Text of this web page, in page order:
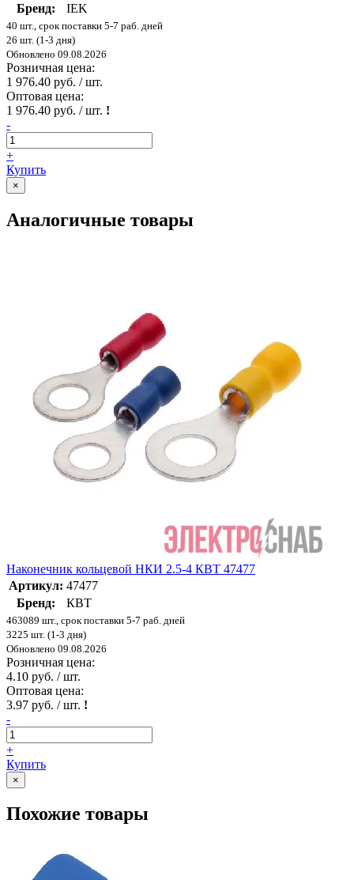
Бренд:
IEK
40 шт., срок поставки 5-7 раб. дней
26 шт. (1-3 дня)
Обновлено 09.08.2026
Розничная цена:
1 976.40 руб. / шт.
Оптовая цена:
1 976.40 руб. / шт. !
-
+
Купить
×
Аналогичные товары
Наконечник кольцевой НКИ 2.5-4 КВТ 47477
Артикул: 47477
Бренд:
КВТ
463089 шт., срок поставки 5-7 раб. дней
3225 шт. (1-3 дня)
Обновлено 09.08.2026
Розничная цена:
4.10 руб. / шт.
Оптовая цена:
3.97 руб. / шт. !
-
+
Купить
×
Похожие товары